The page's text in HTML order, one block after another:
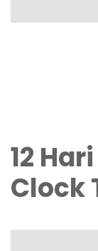
12
Clock